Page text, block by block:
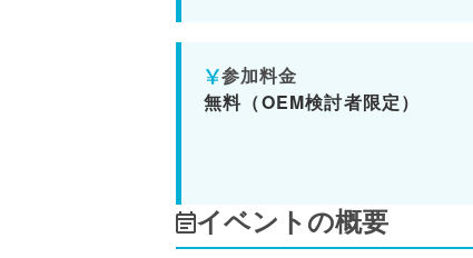
参加料金
無料（OEM検討者限定）
イベントの概要